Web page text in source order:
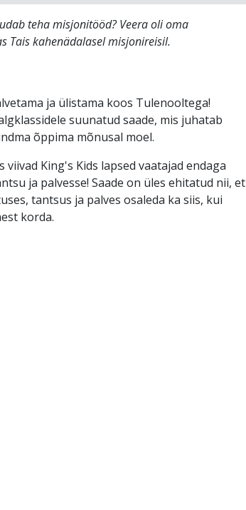
teha misjonitööd? Veera oli oma
Tais kahenädalasel misjonireisil.
ja ülistama koos Tulenooltega!
suunatud saade, mis juhatab
õppima mõnusal moel.
viivad King's Kids lapsed vaatajad endaga
ja palvesse! Saade on üles ehitatud nii, et
tantsus ja palves osaleda ka siis, kui
korda.